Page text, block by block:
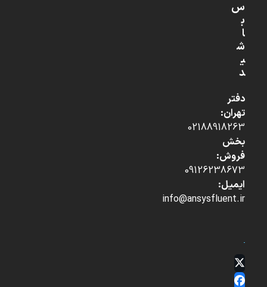
س
ب
ا
ش
ی
د
دفتر
تهران:
02188918263
بخش
فروش:
09126238673
ایمیل:
info@ansysfluent.ir
Twitter
(deprecated)